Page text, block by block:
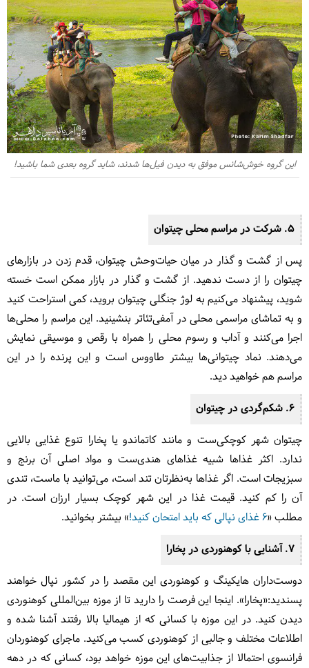
این گروه خوش‌شانس موفق به دیدن فیل‌ها شدند، شاید گروه بعدی شما باشید!
5. شرکت در مراسم محلی چیتوان
پس از گشت و گذار در میان حیات‌وحش چیتوان، قدم زدن در بازارهای
چیتوان را از دست ندهید. از گشت و گذار در بازار ممکن است خسته
شوید، پیشنهاد می‌کنیم به لوژ جنگلی چیتوان بروید، کمی استراحت کنید
و به تماشای مراسمی محلی در آمفی‌تئاتر بنشینید. این مراسم را محلی‌ها
اجرا می‌کنند و آداب و رسوم محلی را همراه با رقص و موسیقی نمایش
می‌دهند. نماد چیتوانی‌ها بیشتر طاووس است و این پرنده را در این
مراسم هم خواهید دید.
6. شکم‌گردی در چیتوان
چیتوان شهر کوچکی‌ست و مانند کاتماندو یا پخارا تنوع غذایی بالایی
ندارد. اکثر غذاها شبیه غذاهای هندی‌ست و مواد اصلی آن برنج و
سبزیجات است. اگر غذاها به‌نظرتان تند است، می‌توانید با ماست، تندی
آن را کم کنید. قیمت غذا در این شهر کوچک بسیار ارزان است. در
مطلب «6 غذای نپالی که باید امتحان کنید!
» بیشتر بخوانید.
7. آشنایی با کوهنوردی در پخارا
دوست‌داران هایکینگ و کوهنوردی این مقصد را در کشور نپال خواهند
پسندید:«پخارا». اینجا این فرصت را دارید تا از موزه بین‌المللی کوهنوردی
دیدن کنید. در این موزه با کسانی که از هیمالیا بالا رفتند آشنا شده و
اطلاعات مختلف و جالبی از کوهنوردی کسب می‌کنید. ماجرای کوهنوردان
فرانسوی احتمالا از جذابیت‌های این موزه خواهد بود، کسانی که در دهه